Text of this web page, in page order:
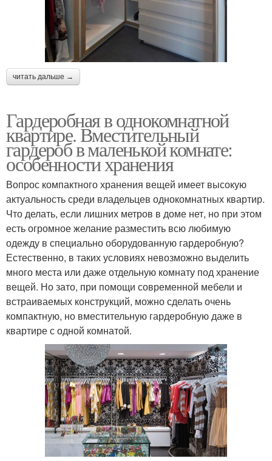
читать дальше →
Гардеробная в однокомнатной
квартире. Вместительный
гардероб в маленькой комнате:
особенности хранения
Вопрос компактного хранения вещей имеет высокую
актуальность среди владельцев однокомнатных квартир.
Что делать, если лишних метров в доме нет, но при этом
есть огромное желание разместить всю любимую
одежду в специально оборудованную гардеробную?
Естественно, в таких условиях невозможно выделить
много места или даже отдельную комнату под хранение
вещей. Но зато, при помощи современной мебели и
встраиваемых конструкций, можно сделать очень
компактную, но вместительную гардеробную даже в
квартире с одной комнатой.